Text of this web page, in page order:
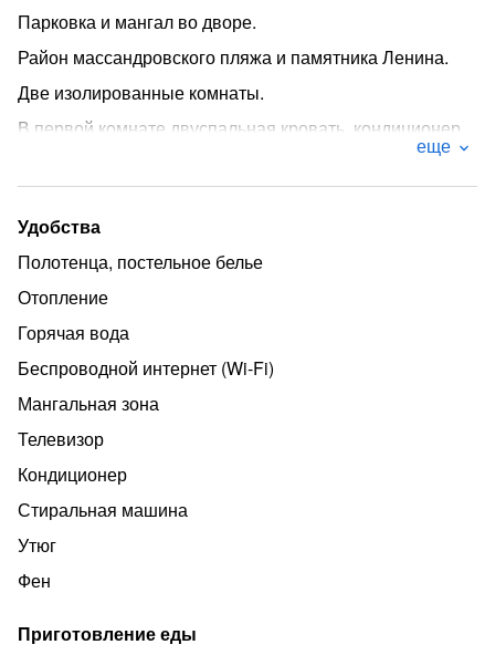
Парковка и мангал во дворе.
Район массандровского пляжа и памятника Ленина.
Две изолированные комнаты.
В первой комнате двуспальная кровать, кондиционер,
Во второй комнате двуспальный диван, кресло,
кондиционер, шкаф, телевизор, выход на балкон.
На кухне обеденный стол, плита, микроволновка,
холодильник, телевизор.
туалет.
еще
Удобства
Полотенца, постельное белье
Отопление
Горячая вода
Беспроводной интернет (Wi‑Fi)
Мангальная зона
Телевизор
Кондиционер
Стиральная машина
Утюг
Фен
Приготовление еды